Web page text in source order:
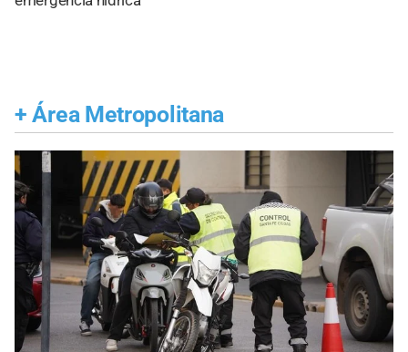
+ Área Metropolitana